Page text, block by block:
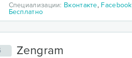
Специализации: Вконтакте, Facebook
Бесплатно
Zengram